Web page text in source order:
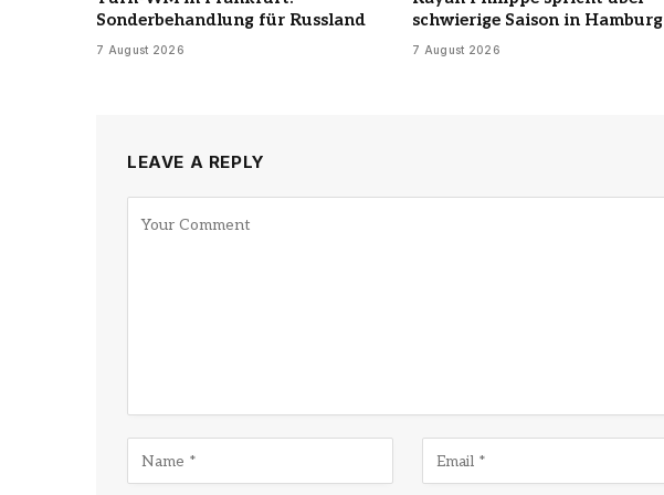
Sonderbehandlung für Russland
7 August 2026
schwierige Saison in Hamburg
7 August 2026
LEAVE A REPLY